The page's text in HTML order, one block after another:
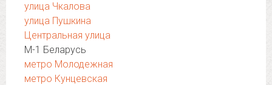
улица Чкалова
улица Пушкина
Центральная улица
М-1 Беларусь
метро Молодежная
метро Кунцевская